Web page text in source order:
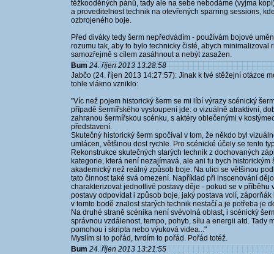
těžkooděných pánů, tady ale na sebe nebodáme (vyjma
a proveditelnost technik na otevřených sparring sessions,
ozbrojeného boje.
Před diváky tedy šerm nepředvádím - používám bojové
rozumu tak, aby to bylo technicky čisté, abych
samozřejmě s cílem zasáhnout a nebýt zasažen.
Bum 24. říjen 2013 13:28:58
Jabčo (24. říjen 2013 14:27:57): Jinak k tvé stěžejní otázce
tohle vlákno vzniklo:
"Víc než pojem historický šerm se mi líbí výrazy scénický
případě šermířského vystoupení jde: o vizuálně atraktivní,
zahranou šermířskou scénku, s aktéry oblečenými v
představení.
Skutečný historický šerm spočíval v tom, že někdo byl
umlácen, většinou dost rychle. Pro scénické účely se tento
Rekonstrukce skutečných starých technik z dochovaných
kategorie, která není nezajímavá, ale ani tu bych
akademický než reálný způsob boje. Na ulici se většinou
tato činnost také svá omezení. Například při inscenování
charakterizovat jednotlivé postavy děje - pokud se v
postavy odpovídat i způsob boje, jaký postava volí,
v tomto bodě znalost starých technik nestačí a je potřeba je
Na druhé straně scénika není svévolná oblast, i scénický
správnou vzdálenost, tempo, pohyb, sílu a energii atd. Tady
pomohou i skripta nebo výuková videa..."
Myslím si to pořád, tvrdím to pořád. Pořád totéž.
Bum 24. říjen 2013 13:21:55